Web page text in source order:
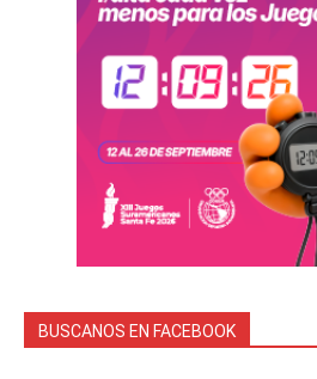
BUSCANOS EN FACEBOOK